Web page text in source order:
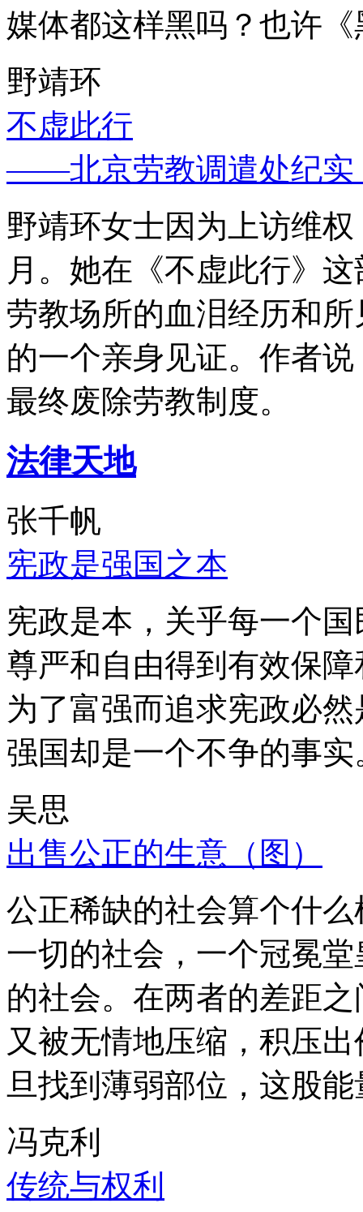
媒体都这样黑吗？也许
野靖环
不虚此行
——北京劳教调遣处纪实
野靖环女士因为上访维
月。她在《不虚此行》
劳教场所的血泪经历和
的一个亲身见证。作者
最终废除劳教制度。
法律天地
张千帆
宪政是强国之本
宪政是本，关乎每一个
尊严和自由得到有效保
为了富强而追求宪政必
强国却是一个不争的事实
吴思
出售公正的生意（图）
公正稀缺的社会算个什
一切的社会，一个冠冕
的社会。在两者的差距
又被无情地压缩，积压
旦找到薄弱部位，这股
冯克利
传统与权利